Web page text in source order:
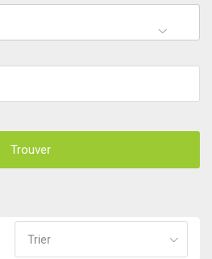
Trouver
Trier